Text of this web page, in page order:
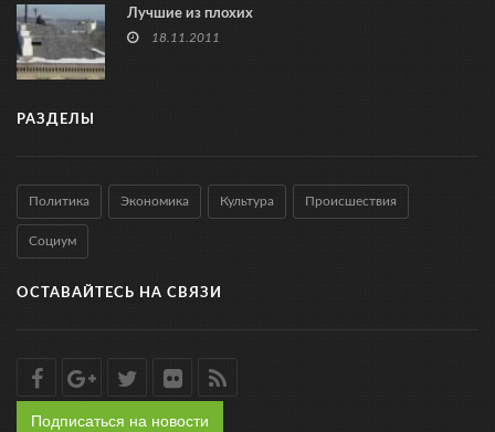
Лучшие из плохих
18.11.2011
РАЗДЕЛЫ
Политика Экономика Культура Происшествия
Социум
ОСТАВАЙТЕСЬ НА СВЯЗИ
Подписаться на новости